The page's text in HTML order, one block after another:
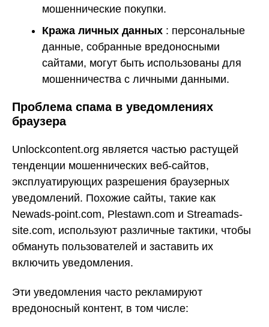
мошеннические покупки.
Кража личных данных : персональные
данные, собранные вредоносными
сайтами, могут быть использованы для
мошенничества с личными данными.
Проблема спама в уведомлениях
браузера
Unlockcontent.org является частью растущей
тенденции мошеннических веб-сайтов,
эксплуатирующих разрешения браузерных
уведомлений. Похожие сайты, такие как
Newads-point.com, Plestawn.com и Streamads-
site.com, используют различные тактики, чтобы
обмануть пользователей и заставить их
включить уведомления.
Эти уведомления часто рекламируют
вредоносный контент, в том числе: